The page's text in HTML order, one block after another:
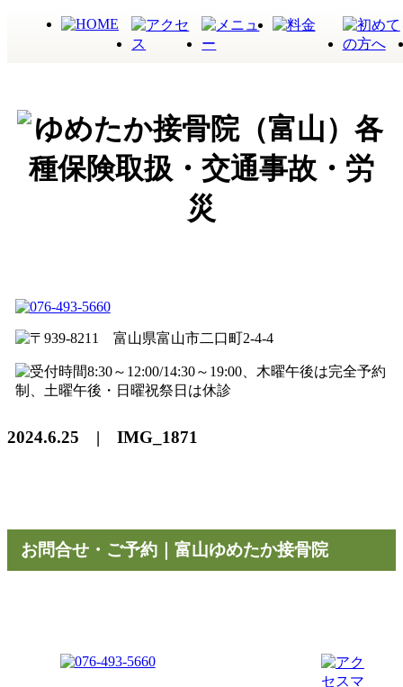
2024.6.25 | IMG_1871
お問合せ・ご予約｜富山ゆめたか接骨院